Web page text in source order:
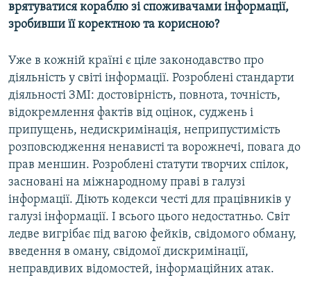
врятуватися кораблю зі споживачами інформації,
зробивши її коректною та корисною?
Уже в кожній країні є ціле законодавство про
діяльність у світі інформації. Розроблені стандарти
діяльності ЗМІ: достовірність, повнота, точність,
відокремлення фактів від оцінок, суджень і
припущень, недискримінація, неприпустимість
розповсюдження ненависті та ворожнечі, повага до
прав меншин. Розроблені статути творчих спілок,
засновані на міжнародному праві в галузі
інформації. Діють кодекси честі для працівників у
галузі інформації. І всього цього недостатньо. Світ
ледве вигрібає під вагою фейків, свідомого обману,
введення в оману, свідомої дискримінації,
неправдивих відомостей, інформаційних атак.